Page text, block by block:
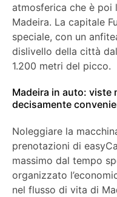
atmosferica che è
Madeira. La capitale
speciale, con un
dislivello della città
1.200 metri del picco.
Madeira in auto: viste
decisamente
Noleggiare la
prenotazioni di
massimo dal tempo
organizzato
nel flusso di vita di